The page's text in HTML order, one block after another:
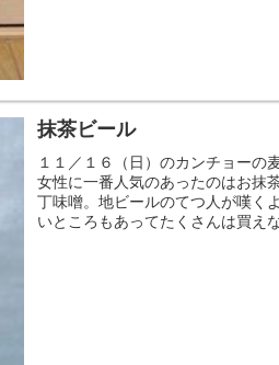
抹茶ビール
１１／１６（日）のカンチョーの
女性に一番人気のあったのはお抹
丁味噌。地ビールのてつ人が嘆く
いところもあってたくさんは買え